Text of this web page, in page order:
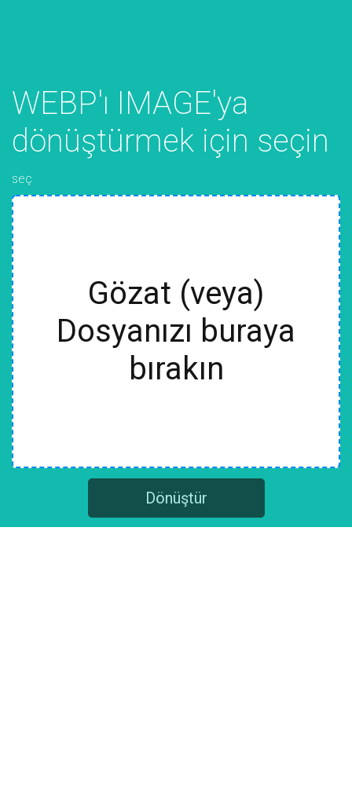
WEBP'ı IMAGE'ya
dönüştürmek için seçin
seç
Gözat (veya)
Dosyanızı buraya
bırakın
Dönüştür